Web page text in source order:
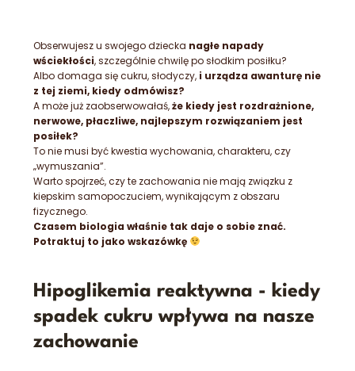
Obserwujesz u swojego dziecka nagłe napady
wściekłości, szczególnie chwilę po słodkim posiłku?
Albo domaga się cukru, słodyczy, i urządza awanturę nie
z tej ziemi, kiedy odmówisz?
A może już zaobserwowałaś,że kiedy jest rozdrażnione,
nerwowe, płaczliwe, najlepszym rozwiązaniem jest
posiłek?
To nie musi być kwestia wychowania, charakteru, czy
„wymuszania”.
Warto spojrzeć, czy te zachowania nie mają związku z
kiepskim samopoczuciem, wynikającym z obszaru
fizycznego.
Czasem biologia właśnie tak daje o sobie znać.
Potraktuj to jako wskazówkę
Hipoglikemia reaktywna - kiedy
spadek cukru wpływa na nasze
zachowanie